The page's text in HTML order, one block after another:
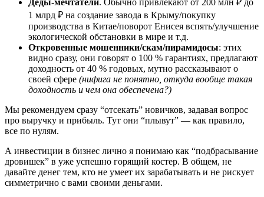
Деды-мечтатели. Обычно привлекают от 200 млн ₽ до
1 млрд ₽ на создание завода в Крыму/покупку
производства в Китае/поворот Енисея вспять/улучшение
экологической обстановки в мире и т.д.
Откровенные мошенники/скам/пирамидосы: этих
видно сразу, они говорят о 100 % гарантиях, предлагают
доходность от 40 % годовых, мутно рассказывают о
своей сфере (нифига не понятно, откуда вообще такая
доходность и чем она обеспечена?)
Мы рекомендуем сразу “отсекать” новичков, задавая вопрос
про выручку и прибыль. Тут они “плывут” — как правило,
все по нулям.
А инвестиции в бизнес лично я понимаю как “подбрасывание
дровишек” в уже успешно горящий костер. В общем, не
давайте денег тем, кто не умеет их зарабатывать и не рискует
симметрично с вами своими деньгами.